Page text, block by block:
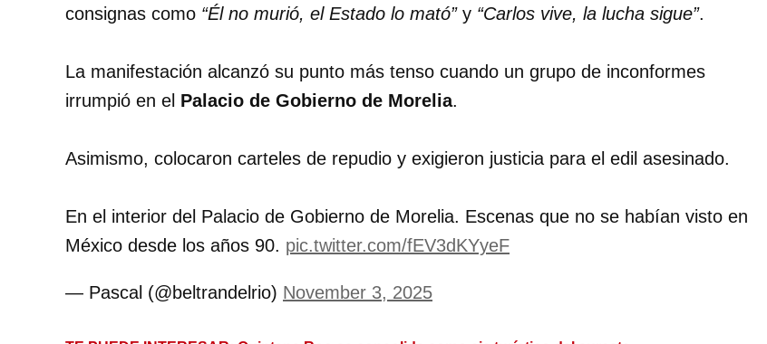
consignas como “Él no murió, el Estado lo mató”y “Carlos vive, la lucha sigue”.
La manifestación alcanzó su punto más tenso cuando un grupo de inconformes
irrumpió en el Palacio de Gobierno de Morelia.
Asimismo, colocaron carteles de repudio y exigieron justicia para el edil asesinado.
En el interior del Palacio de Gobierno de Morelia. Escenas que no se habían visto en
México desde los años 90. pic.twitter.com/fEV3dKYyeF
— Pascal (@beltrandelrio) November 3, 2025